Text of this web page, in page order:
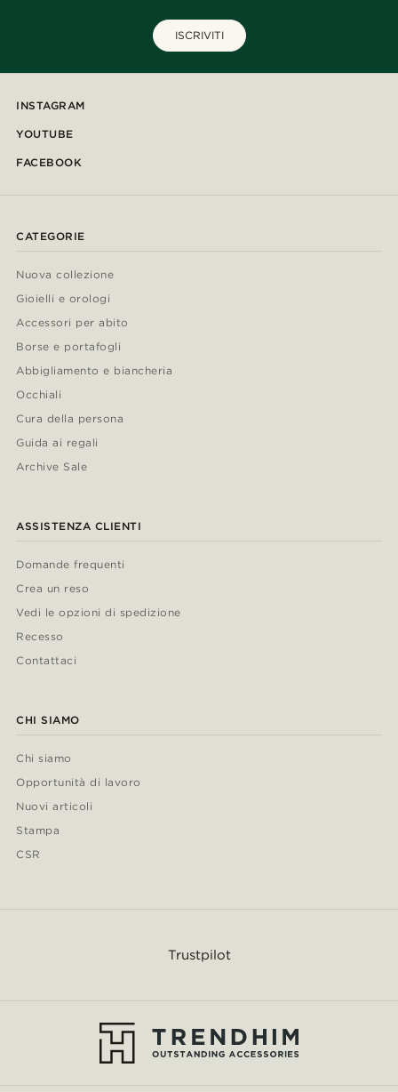
ISCRIVITI
INSTAGRAM
YOUTUBE
FACEBOOK
CATEGORIE
Nuova collezione
Gioielli e orologi
Accessori per abito
Borse e portafogli
Abbigliamento e biancheria
Occhiali
Cura della persona
Guida ai regali
Archive Sale
ASSISTENZA CLIENTI
Domande frequenti
Crea un reso
Vedi le opzioni di spedizione
Recesso
Contattaci
CHI SIAMO
Chi siamo
Opportunità di lavoro
Nuovi articoli
Stampa
CSR
Trustpilot